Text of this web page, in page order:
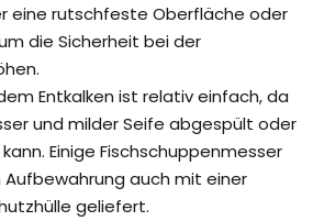
eine rutschfeste Oberfläche oder
die Sicherheit bei der
Entkalken ist relativ einfach, da
und milder Seife abgespült oder
Einige Fischschuppenmesser
Aufbewahrung auch mit einer
geliefert.